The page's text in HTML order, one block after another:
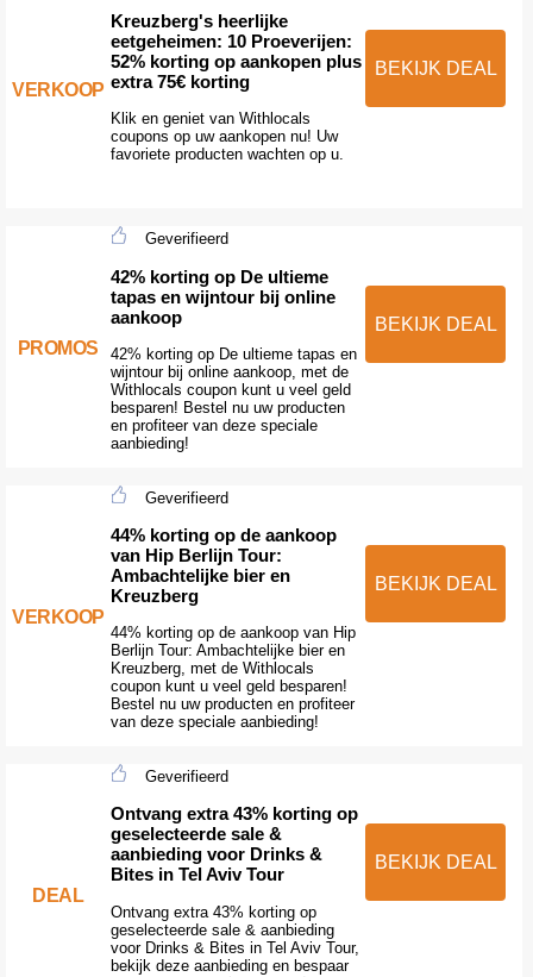
VERKOOP
Kreuzberg's heerlijke
eetgeheimen: 10 Proeverijen:
52% korting op aankopen plus
extra 75€ korting
Klik en geniet van Withlocals
coupons op uw aankopen nu! Uw
favoriete producten wachten op u.
BEKIJK DEAL
PROMOS
Geverifieerd
42% korting op De ultieme
tapas en wijntour bij online
aankoop
42% korting op De ultieme tapas en
wijntour bij online aankoop, met de
Withlocals coupon kunt u veel geld
besparen! Bestel nu uw producten
en profiteer van deze speciale
aanbieding!
BEKIJK DEAL
VERKOOP
Geverifieerd
44% korting op de aankoop
van Hip Berlijn Tour:
Ambachtelijke bier en
Kreuzberg
44% korting op de aankoop van Hip
Berlijn Tour: Ambachtelijke bier en
Kreuzberg, met de Withlocals
coupon kunt u veel geld besparen!
Bestel nu uw producten en profiteer
van deze speciale aanbieding!
BEKIJK DEAL
DEAL
Geverifieerd
Ontvang extra 43% korting op
geselecteerde sale &
aanbieding voor Drinks &
Bites in Tel Aviv Tour
Ontvang extra 43% korting op
geselecteerde sale & aanbieding
voor Drinks & Bites in Tel Aviv Tour,
bekijk deze aanbieding en bespaar
BEKIJK DEAL